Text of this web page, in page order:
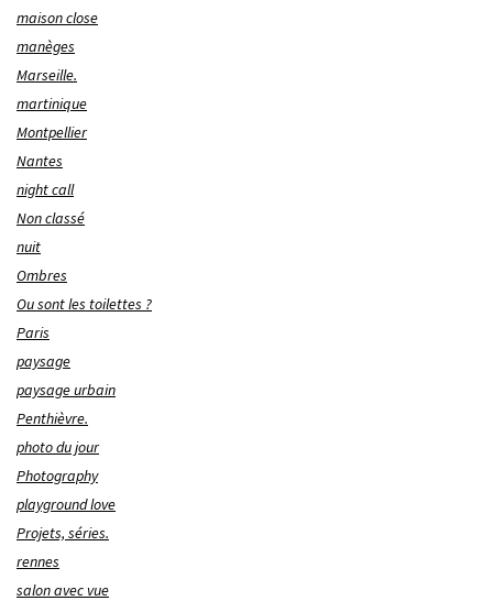
maison close
manèges
Marseille.
martinique
Montpellier
Nantes
night call
Non classé
nuit
Ombres
Ou sont les toilettes ?
Paris
paysage
paysage urbain
Penthièvre.
photo du jour
Photography
playground love
Projets, séries.
rennes
salon avec vue